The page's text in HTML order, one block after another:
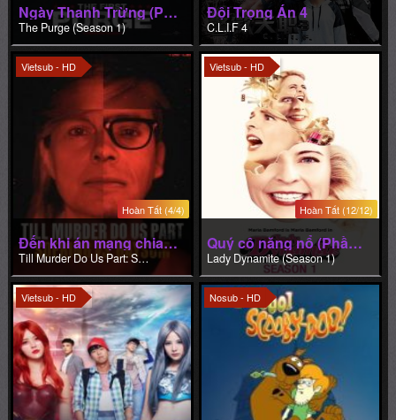
Ngày Thanh Trừng (Phần 1)
The Purge (Season 1)
Đội Trọng Án 4
C.L.I.F 4
Vietsub - HD
Hoàn Tất (4/4)
Đến khi án mạng chia lìa đôi ta: Soering và Haysom
Till Murder Do Us Part: Soering vs. Haysom
Vietsub - HD
Hoàn Tất (12/12)
Quý cô năng nổ (Phần 1)
Lady Dynamite (Season 1)
Vietsub - HD Nosub - HD